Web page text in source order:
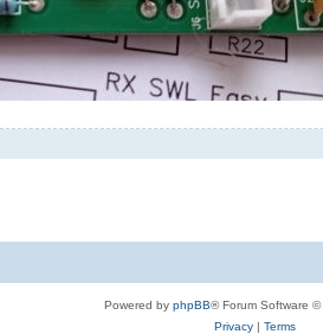
Powered by phpBB® Forum Software ©
Privacy| Terms